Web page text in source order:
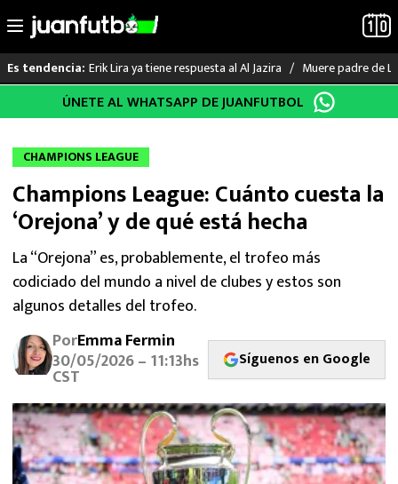
al
Es tendencia: Erik Lira ya tiene respuesta al Al Jazira Muere padre de
LO ÚLTIMO
LIGA MX
RAYADOS
PUMAS
ATLANTE
FUTBOL INTERNACIONAL
MEXICANOS EN EL EXTRANJERO
FUTBOL ESTUFA
ÚNETE AL WHATSAPP DE JUANFUTBOL
CHAMPIONS LEAGUE
Champions League: Cuánto cuesta la
‘Orejona’ y de qué está hecha
La “Orejona” es, probablemente, el trofeo más
codiciado del mundo a nivel de clubes y estos son
algunos detalles del trofeo.
PorEmma Fermin
30/05/2026 – 11:13hs
CST
Síguenos en Google